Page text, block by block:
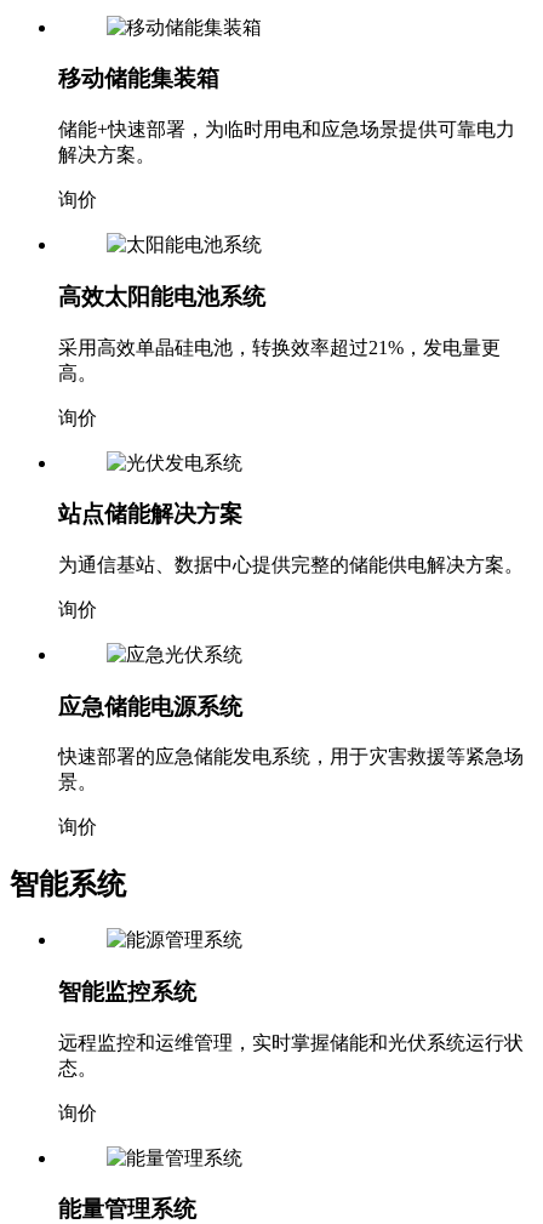
移动储能集装箱
储能+快速部署，为临时用电和应急场景提供可靠电力
解决方案。
询价
高效太阳能电池系统
采用高效单晶硅电池，转换效率超过21%，发电量更
高。
询价
站点储能解决方案
为通信基站、数据中心提供完整的储能供电解决方案。
询价
应急储能电源系统
快速部署的应急储能发电系统，用于灾害救援等紧急场
景。
询价
智能系统
智能监控系统
远程监控和运维管理，实时掌握储能和光伏系统运行状
态。
询价
能量管理系统